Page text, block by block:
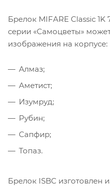
Брелок MIFARE Classic 1K
серии «Самоцветы»
изображения на корпусе:
Алмаз;
Аметист;
Изумруд;
Рубин;
Сапфир;
Топаз.
Брелок ISBC изготовлен